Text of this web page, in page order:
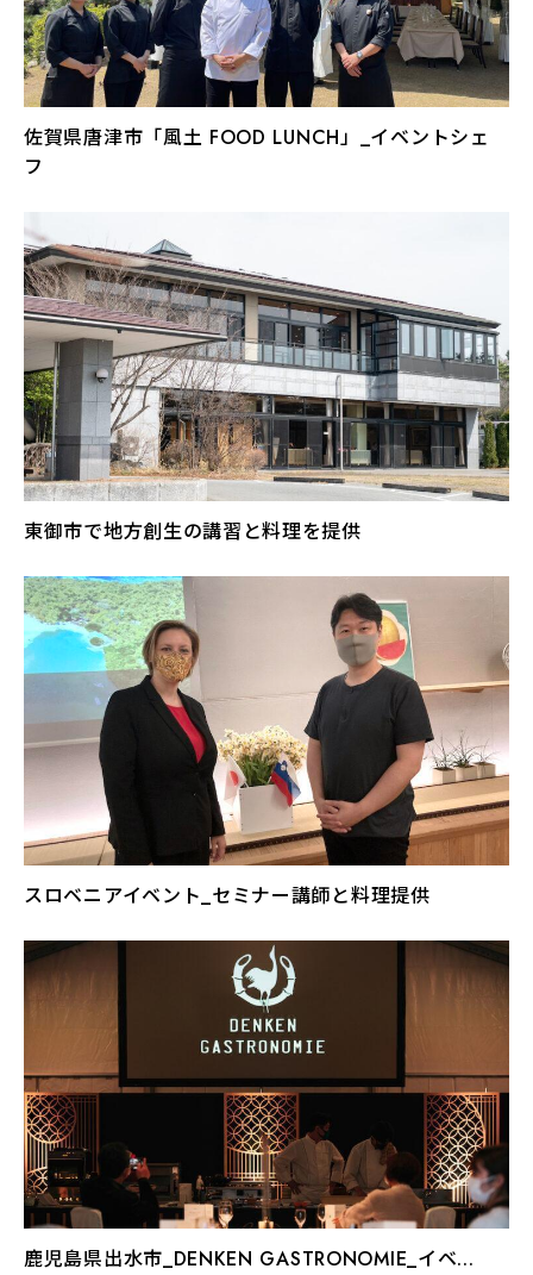
佐賀県唐津市「風土 FOOD LUNCH」_イベントシェ
フ
東御市で地方創生の講習と料理を提供
スロベニアイベント_セミナー講師と料理提供
鹿児島県出水市_DENKEN GASTRONOMIE_イベ...